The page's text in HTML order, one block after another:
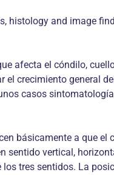
histology and image
afecta el cóndilo,
crecimiento general
casos
básicamente a que el
sentido vertical,
tres sentidos. La